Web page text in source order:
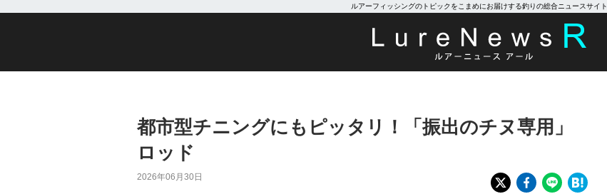
ルアーフィッシングのトピックをこまめにお届けする釣りの総合ニュースサイト
都市型チニングにもピッタリ！「振出のチヌ専用」
ロッド
2026年06月30日